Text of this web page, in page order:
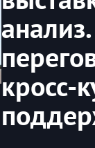
кросс-